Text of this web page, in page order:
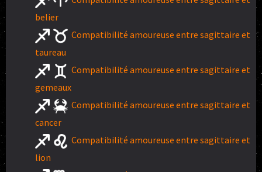
belier
Compatibilité amoureuse entre sagittaire et
taureau
Compatibilité amoureuse entre sagittaire et
gemeaux
Compatibilité amoureuse entre sagittaire et
cancer
Compatibilité amoureuse entre sagittaire et
lion